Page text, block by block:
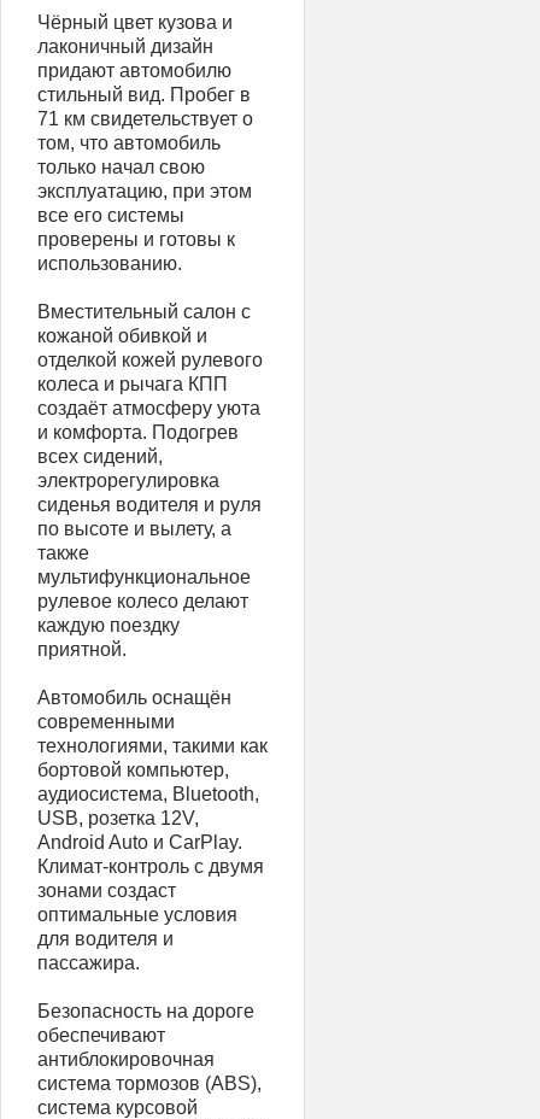
Чёрный цвет кузова и
лаконичный дизайн
придают автомобилю
стильный вид. Пробег в
71 км свидетельствует о
том, что автомобиль
только начал свою
эксплуатацию, при этом
все его системы
проверены и готовы к
использованию.
Вместительный салон с
кожаной обивкой и
отделкой кожей рулевого
колеса и рычага КПП
создаёт атмосферу уюта
и комфорта. Подогрев
всех сидений,
электрорегулировка
сиденья водителя и руля
по высоте и вылету, а
также
мультифункциональное
рулевое колесо делают
каждую поездку
приятной.
Автомобиль оснащён
современными
технологиями, такими как
бортовой компьютер,
аудиосистема, Bluetooth,
USB, розетка 12V,
Android Auto и CarPlay.
Климат-контроль с двумя
зонами создаст
оптимальные условия
для водителя и
пассажира.
Безопасность на дороге
обеспечивают
антиблокировочная
система тормозов (ABS),
система курсовой